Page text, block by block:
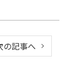
の記事へ